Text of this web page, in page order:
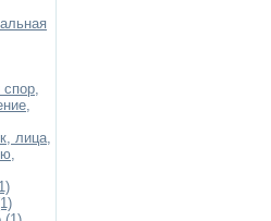
спор,
лица,